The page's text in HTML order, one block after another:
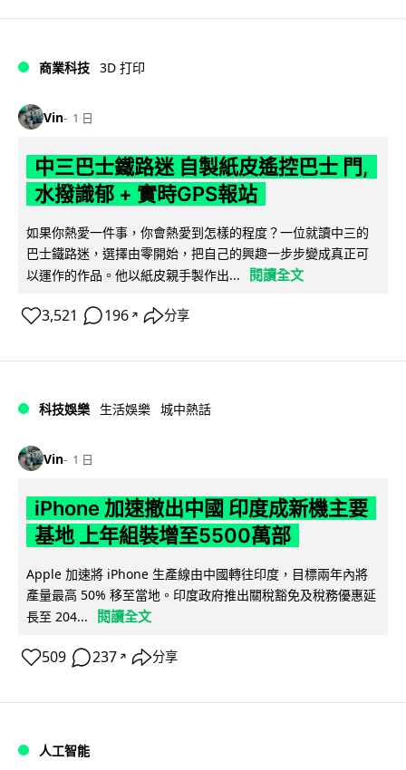
商業科技 3D 打印
Vin 1 日
中三巴士鐵路迷 自製紙皮遙控巴士 門,
水撥識郁 + 實時GPS報站
如果你熱愛一件事，你會熱愛到怎樣的程度？一位就讀中三的
巴士鐵路迷，選擇由零開始，把自己的興趣一步步變成真正可
以運作的作品。他以紙皮親手製作出...
閱讀全文
3,521 196 ↗ 分享
科技娛樂 生活娛樂 城中熱話
Vin 1 日
iPhone 加速撤出中國 印度成新機主要
基地 上年組裝增至5500萬部
Apple 加速將 iPhone 生產線由中國轉往印度，目標兩年內將
產量最高 50% 移至當地。印度政府推出關稅豁免及稅務優惠延
長至 204...
閱讀全文
509 237 ↗ 分享
人工智能